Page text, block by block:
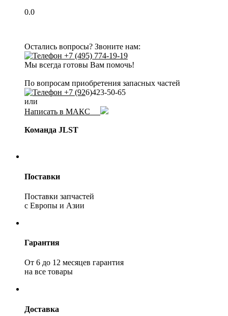
0.0
Остались вопросы? Звоните нам:
+7 (495) 774-19-19
Мы всегда готовы Вам помочь!
По вопросам приобретения запасных частей
+7 (926)423-50-65
или
Написать в МАКС
Команда JLST
Поставки
Поставки запчастей
с Европы и Азии
Гарантия
От 6 до 12 месяцев гарантия
на все товары
Доставка